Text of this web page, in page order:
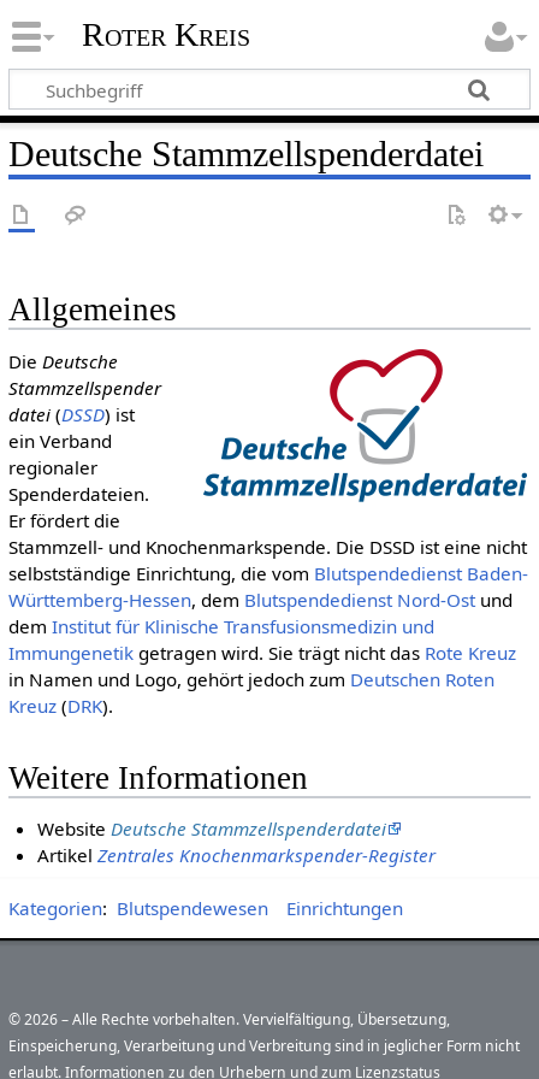
Roter Kreis
Deutsche Stammzellspenderdatei
Allgemeines
Die Deutsche
Stammzellspender
datei(DSSD) ist
ein Verband
regionaler
Spenderdateien.
Er fördert die
Stammzell- und Knochenmarkspende. Die DSSD ist eine nicht
selbstständige Einrichtung, die vom Blutspendedienst Baden-
Württemberg-Hessen, dem Blutspendedienst Nord-Ostund
dem Institut für Klinische Transfusionsmedizin und
Immungenetikgetragen wird. Sie trägt nicht das Rote Kreuz
in Namen und Logo, gehört jedoch zum Deut­schen Roten
Kreuz(DRK).
Weitere Informationen
WebsiteDeutsche Stammzellspenderdatei
ArtikelZentrales Knochenmarkspender-Register
Kategorien: Blutspendewesen Einrichtungen
© 2026 – Alle Rechte vorbehalten. Vervielfältigung, Übersetzung,
Einspeicherung, Verarbeitung und Verbreitung sind in jeglicher Form nicht
erlaubt. Informationen zu den Urhebern und zum Lizenzstatus